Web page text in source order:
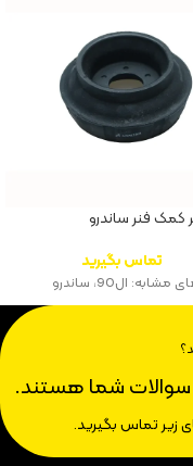
کمک فنر ساندرو
تماس بگیرید
ال90، ساندرو
سوالات شما هستند.
زیر تماس بگیرید.